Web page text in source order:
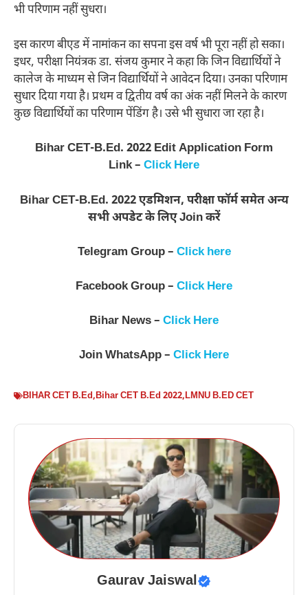
भी परिणाम नहीं सुधरा।
इस कारण बीएड में नामांकन का सपना इस वर्ष भी पूरा नहीं हो सका।
इधर, परीक्षा नियंत्रक डा. संजय कुमार ने कहा कि जिन विद्यार्थियों ने
कालेज के माध्यम से जिन विद्यार्थियों ने आवेदन दिया। उनका परिणाम
सुधार दिया गया है। प्रथम व द्वितीय वर्ष का अंक नहीं मिलने के कारण
कुछ विद्यार्थियों का परिणाम पेंडिंग है। उसे भी सुधारा जा रहा है।
Bihar CET-B.Ed. 2022 Edit Application Form
Link – Click Here
Bihar CET-B.Ed. 2022 एडमिशन, परीक्षा फॉर्म समेत अन्य
सभी अपडेट के लिए Join करें
Telegram Group – Click here
Facebook Group – Click Here
Bihar News – Click Here
Join WhatsApp – Click Here
BIHAR CET B.Ed,Bihar CET B.Ed 2022,LMNU B.ED CET
Gaurav Jaiswal